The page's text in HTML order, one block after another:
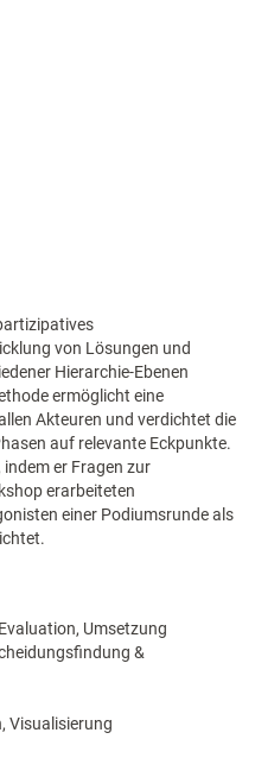
von Lösungen und
Hierarchie-Ebenen
ermöglicht eine
Akteuren und verdichtet die
auf relevante Eckpunkte.
er Fragen zur
erarbeiteten
einer Podiumsrunde als
Umsetzung
&
Visualisierung